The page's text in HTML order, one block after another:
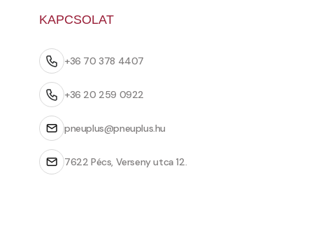
KAPCSOLAT
+36 70 378 4407
+36 20 259 0922
pneuplus@pneuplus.hu
7622 Pécs, Verseny utca 12.